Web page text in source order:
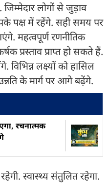
जिम्मेदार लोगों से जुड़ाव
पक्ष में रहेंगे. सही समय पर
महत्वपूर्ण रणनीतिक
प्रस्ताव प्राप्त हो सकते हैं.
लक्ष्यों को हासिल
के मार्ग पर आगे बढ़ेंगे.
रचनात्मक
स्वास्थ्य संतुलित रहेगा.